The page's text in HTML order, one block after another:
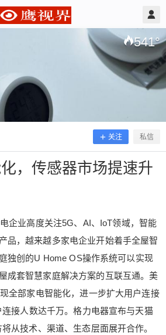
541°
关注 私信
，传感器市场提速升
企业高度关注5G、AI、IoT领域，智能
品，越来越多家电企业开始着手全屋智
独创的U Home OS操作系统可以实现
成套智慧家庭解决方案的互联互通。美
全部家电智能化，进一步扩大用户连接
接人数达千万。格力电器宣布与天猫
从技术、渠道、生态层面展开合作。
2020/3/17
，传感器市场提速升温
家电企业高度关注5G、AI、Io
为市场上的热销产品，越来越多
作系统可以实现四大物理空
慧家庭解决方案的互联互通。
年实现全部家电智能化，进一